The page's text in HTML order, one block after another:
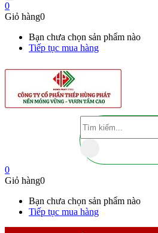
0
Giỏ hàng0
Bạn chưa chọn sản phẩm nào
Tiếp tục mua hàng
0
Giỏ hàng0
Bạn chưa chọn sản phẩm nào
Tiếp tục mua hàng